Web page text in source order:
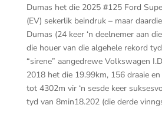
Dumas het die 2025 #125 Ford
(EV) sekerlik beindruk – maar
Dumas (24 keer ‘n deelnemer aan
die houer van die algehele rekord
“sirene” aangedrewe Volkswagen
2018 het die 19.99km, 156 draaie
tot 4302m vir ‘n sesde keer
tyd van 8min18.202 (die derde